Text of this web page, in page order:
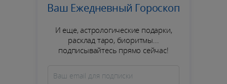
Ваш Ежедневный Гороскоп
И еще, астрологические подарки,
расклад таро, биоритмы...
подписывайтесь прямо сейчас!